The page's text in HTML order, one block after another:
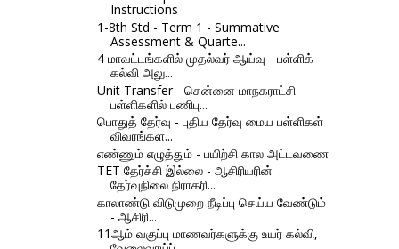
Instructions
1-8th Std - Term 1 - Summative
Assessment & Quarte...
4 மாவட்டங்களில் முதல்வர் ஆய்வு - பள்ளிக்
கல்வி அலு...
Unit Transfer - சென்னை மாநகராட்சி
பள்ளிகளில் பணிபு...
பொதுத் தேர்வு - புதிய தேர்வு மைய பள்ளிகள்
விவரங்கள...
எண்ணும் எழுத்தும் - பயிற்சி கால அட்டவணை
TET தேர்ச்சி இல்லை - ஆசிரியரின்
தேர்வுநிலை நிராகரி...
காலாண்டு விடுமுறை நீடிப்பு செய்ய வேண்டும்
- ஆசிரி...
11ஆம் வகுப்பு மாணவர்களுக்கு உயர் கல்வி,